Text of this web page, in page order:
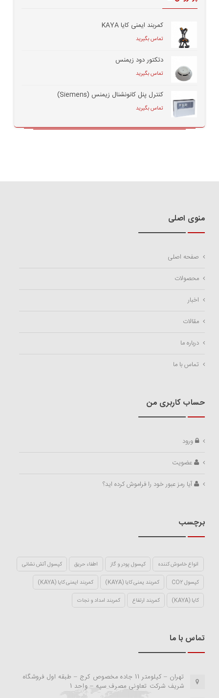
کمربند ایمنی کایا KAYA
تماس بگیرید
دتکتور دود زیمنس
تماس بگیرید
کنترل پنل کانونشنال زیمنس (Siemens)
تماس بگیرید
منوی اصلی
صفحه اصلی
محصولات
اخبار
مقالات
درباره ما
تماس با ما
حساب کاربری من
ورود
عضویت
آیا رمز عبور خود را فراموش کرده اید؟
برچسب
انواع خاموش کننده کپسول پودر و گاز اطفاء حریق کپسول آتش نشانی
کپسول CO2 کمربند یمنی کایا (KAYA) کمربند ایمنی کایا (KAYA)
کایا (KAYA) کمربند ارتفاع کمربند امداد و نجات
تماس با ما
تهران – کیلومتر 11 جاده مخصوص کرج – طبقه اول فروشگاه
شریف شرکت تعاونی مصرف سپه – واحد 1